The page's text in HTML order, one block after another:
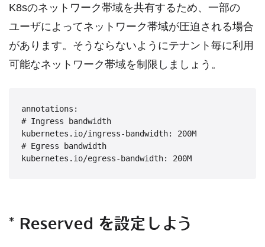
K8sのネットワーク帯域を共有するため、一部の
ユーザによってネットワーク帯域が圧迫される場合
があります。そうならないようにテナント毎に利用
可能なネットワーク帯域を制限しましょう。
annotations:
# Ingress bandwidth
kubernetes.io/ingress-bandwidth: 200M
# Egress bandwidth
kubernetes.io/egress-bandwidth: 200M
* Reserved を設定しよう